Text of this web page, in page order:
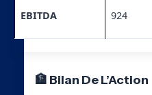
EBITDA 924
🏦 Bilan De L’Action